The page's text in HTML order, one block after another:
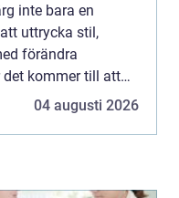
inte bara en
uttrycka stil,
förändra
kommer till att
04 augusti 2026